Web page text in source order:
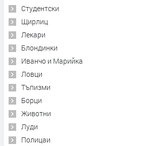
Студентски
Щирлиц
Лекари
Блондинки
Иванчо и Марийка
Ловци
Тъпизми
Борци
Животни
Луди
Полицаи